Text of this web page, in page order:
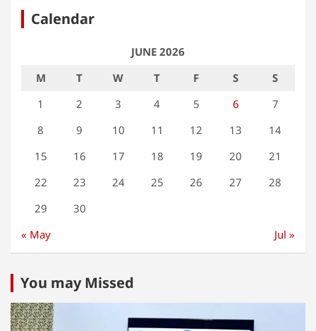
Calendar
JUNE 2026
M
T W T F S
S
1
2 3 4 5 6
7
8
9 10 11 12 13
14
15
16 17 18 19 20
21
22
23 24 25 26 27
28
29
30
« May
Jul »
You may Missed